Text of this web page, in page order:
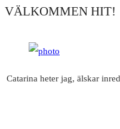
VÄLKOMMEN HIT!
Catarina heter jag, älskar